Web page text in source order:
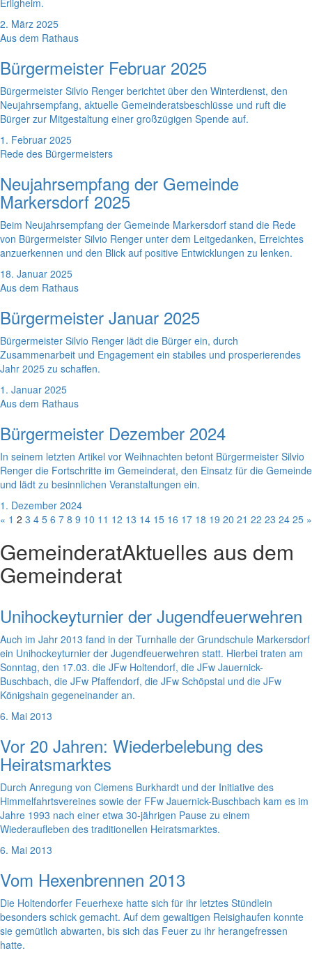
Erligheim.
2. März 2025
Aus dem Rathaus
Bürgermeister Februar 2025
Bürgermeister Silvio Renger berichtet über den Winterdienst, den
Neujahrsempfang, aktuelle Gemeinderatsbeschlüsse und ruft die
Bürger zur Mitgestaltung einer großzügigen Spende auf.
1. Februar 2025
Rede des Bürgermeisters
Neujahrsempfang der Gemeinde
Markersdorf 2025
Beim Neujahrsempfang der Gemeinde Markersdorf stand die Rede
von Bürgermeister Silvio Renger unter dem Leitgedanken, Erreichtes
anzuerkennen und den Blick auf positive Entwicklungen zu lenken.
18. Januar 2025
Aus dem Rathaus
Bürgermeister Januar 2025
Bürgermeister Silvio Renger lädt die Bürger ein, durch
Zusammenarbeit und Engagement ein stabiles und prosperierendes
Jahr 2025 zu schaffen.
1. Januar 2025
Aus dem Rathaus
Bürgermeister Dezember 2024
In seinem letzten Artikel vor Weihnachten betont Bürgermeister Silvio
Renger die Fortschritte im Gemeinderat, den Einsatz für die Gemeinde
und lädt zu besinnlichen Veranstaltungen ein.
1. Dezember 2024
« 1 2 3 4 5 6 7 8 9 10 11 12 13 14 15 16 17 18 19 20 21 22 23 24 25 »
GemeinderatAktuelles aus dem
Gemeinderat
Unihockeyturnier der Jugendfeuerwehren
Auch im Jahr 2013 fand in der Turnhalle der Grundschule Markersdorf
ein Unihockeyturnier der Jugendfeuerwehren statt. Hierbei traten am
Sonntag, den 17.03. die JFw Holtendorf, die JFw Jauernick-
Buschbach, die JFw Pfaffendorf, die JFw Schöpstal und die JFw
Königshain gegeneinander an.
6. Mai 2013
Vor 20 Jahren: Wiederbelebung des
Heiratsmarktes
Durch Anregung von Clemens Burkhardt und der Initiative des
Himmelfahrtsvereines sowie der FFw Jauernick-Buschbach kam es im
Jahre 1993 nach einer etwa 30-jährigen Pause zu einem
Wiederaufleben des traditionellen Heiratsmarktes.
6. Mai 2013
Vom Hexenbrennen 2013
Die Holtendorfer Feuerhexe hatte sich für ihr letztes Stündlein
besonders schick gemacht. Auf dem gewaltigen Reisighaufen konnte
sie gemütlich abwarten, bis sich das Feuer zu ihr herangefressen
hatte.